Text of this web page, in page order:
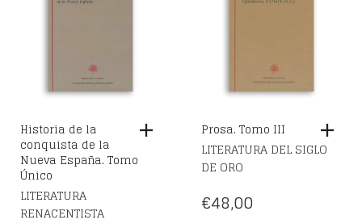
Historia de la
conquista de la
Nueva España. Tomo
Único
LITERATURA
RENACENTISTA
Prosa. Tomo III
LITERATURA DEL SIGLO
DE ORO
€48,00